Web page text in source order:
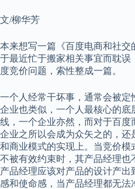
文/柳华芳
本来想写一篇《百度电商和社交
于最近忙于搬家相关事宜而耽误
度竞价问题，索性整成一篇。
一个人经常干坏事，通常会被定
企业也类似，一个人最核心的底
线，一个企业亦然，而对于百度
企业之所以会成为众矢之的，还
和商业模式的实现上。当竞价模
不被有效约束时，其产品经理也
产品经理应该对产品的设计产出
感和使命感，当产品经理都无法